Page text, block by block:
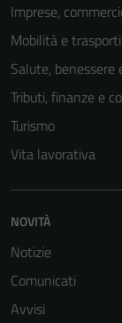
Imprese,
Mobilità e trasporti
Salute, benessere
Tributi, finanze e
Turismo
Vita lavorativa
NOVITÀ
Notizie
Comunicati
Avvisi